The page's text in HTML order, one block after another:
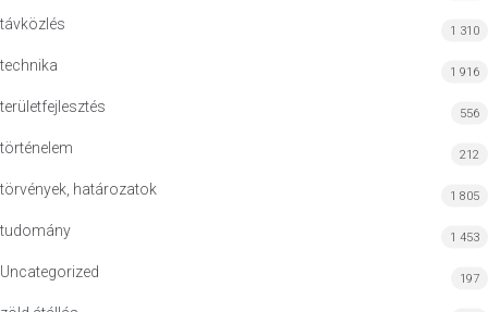
távközlés 1 310
technika 1 916
területfejlesztés 556
történelem 212
törvények, határozatok 1 805
tudomány 1 453
Uncategorized 197